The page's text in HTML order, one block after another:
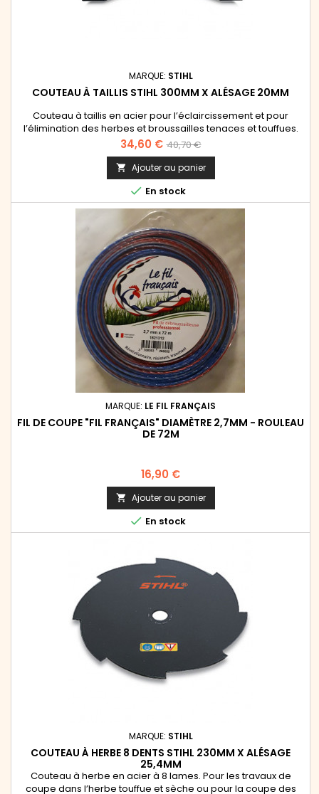
MARQUE: STIHL
COUTEAU À TAILLIS STIHL 300MM X ALÉSAGE 20MM
Couteau à taillis en acier pour l’éclaircissement et pour
l’élimination des herbes et broussailles tenaces et touffues.
Peut également être utilisé pour tailler les haies épineuses. À
utiliser exclusivement avec une protection. Couteau
réversible. Se monte sur les débroussailleuses Stihl de la
gamme pro FS 160, FS 220, FS 260, FS 280, FS 300, FS 310, FS...
Prix
34,60 € Prix
de
base
40,70 €
 Ajouter au panier
 En stock
MARQUE: LE FIL FRANÇAIS
FIL DE COUPE "FIL FRANÇAIS" DIAMÈTRE 2,7MM - ROULEAU
DE 72M
Prix
16,90 €
 Ajouter au panier
 En stock
MARQUE: STIHL
COUTEAU À HERBE 8 DENTS STIHL 230MM X ALÉSAGE
25,4MM
Couteau à herbe en acier à 8 lames. Pour les travaux de
coupe dans l’herbe touffue et sèche ou pour la coupe des